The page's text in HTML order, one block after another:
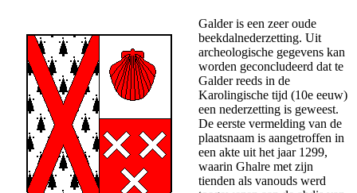
Galder is een zeer oude
beekdalnederzetting. Uit
archeologische gegevens kan
worden geconcludeerd dat te
Galder reeds in de
Karolingische tijd (10e eeuw)
een nederzetting is geweest.
De eerste vermelding van de
plaatsnaam is aangetroffen in
een akte uit het jaar 1299,
waarin Ghalre met zijn
tienden als vanouds werd